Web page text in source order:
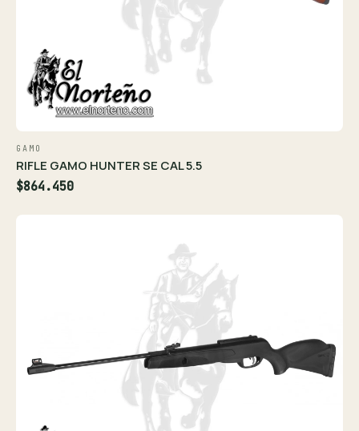
GAMO
RIFLE GAMO HUNTER SE CAL 5.5
$864.450